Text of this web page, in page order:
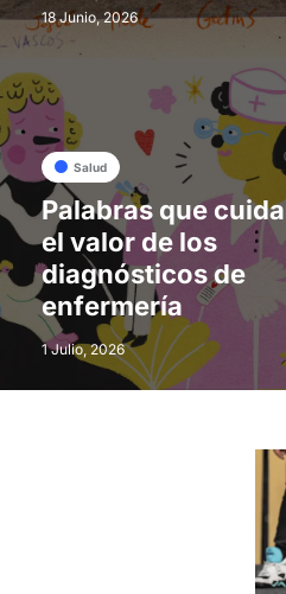
18 Junio, 2026
Salud
Palabras que
el valor de los
diagnósticos de
enfermería
1 Julio, 2026